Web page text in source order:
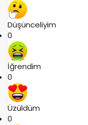
Düşünceliyim
0
İğrendim
0
Üzüldüm
0